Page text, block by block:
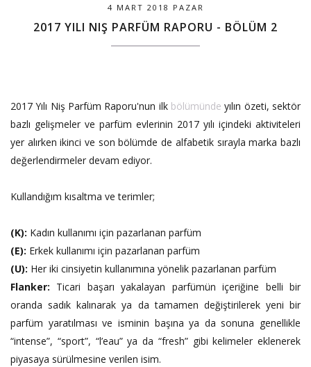
4 MART 2018 PAZAR
2017 YILI NIŞ PARFÜM RAPORU - BÖLÜM 2
2017 Yılı Niş Parfüm Raporu'nun ilk bölümünde yılın özeti, sektör
bazlı gelişmeler ve parfüm evlerinin 2017 yılı içindeki aktiviteleri
yer alırken ikinci ve son bölümde de alfabetik sırayla marka bazlı
değerlendirmeler devam ediyor.
Kullandığım kısaltma ve terimler;
(K): Kadın kullanımı için pazarlanan parfüm
(E): Erkek kullanımı için pazarlanan parfüm
(U): Her iki cinsiyetin kullanımına yönelik pazarlanan parfüm
Flanker: Ticari başarı yakalayan parfümün içeriğine belli bir
oranda sadık kalınarak ya da tamamen değiştirilerek yeni bir
parfüm yaratılması ve isminin başına ya da sonuna genellikle
“intense”, “sport”, “l’eau” ya da “fresh” gibi kelimeler eklenerek
piyasaya sürülmesine verilen isim.